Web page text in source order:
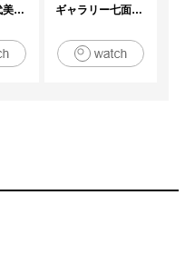
東京国立近代美術館 ギャラリー七面坂途中